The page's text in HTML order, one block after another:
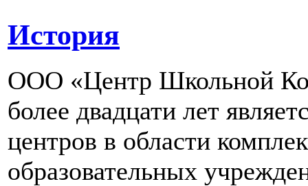
История
ООО «Центр Школьной
более двадцати лет
центров в области
образовательных